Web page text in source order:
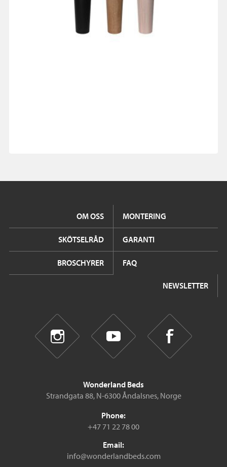
OM OSS MONTERING
SKÖTSELRÅD GARANTI
BROSCHYRER FAQ
NEWSLETTER
Wonderland Beds
Strandgata 88, N-6300 Åndalsnes, Norge
Phone:
+47 71 22 78 00
Email:
info@wonderlandbeds.com